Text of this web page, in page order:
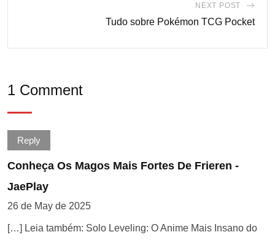
NEXT POST
Tudo sobre Pokémon TCG Pocket
1 Comment
Reply
Conheça Os Magos Mais Fortes De Frieren -
JaePlay
26 de May de 2025
[…] Leia também: Solo Leveling: O Anime Mais Insano do